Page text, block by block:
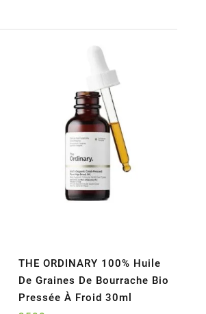
THE ORDINARY 100% Huile
De Graines De Bourrache Bio
Pressée À Froid 30ml